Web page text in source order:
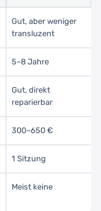
Gut, aber weniger
transluzent
5–8 Jahre
Gut, direkt
reparierbar
300–650 €
1 Sitzung
Meist keine